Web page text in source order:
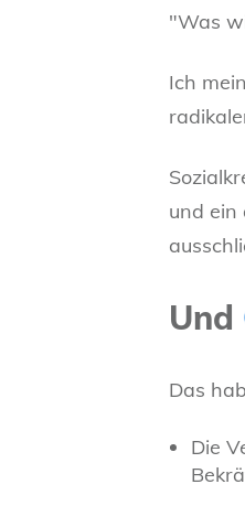
"Was
Ich
und ein
Und
Das
Die